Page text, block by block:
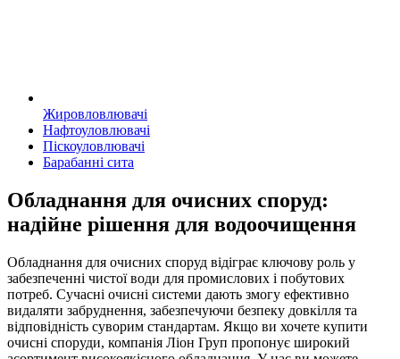
Жировловлювачі
Нафтоуловлювачі
Піскоуловлювачі
Барабанні сита
Обладнання для очисних споруд:
надійне рішення для водоочищення
Обладнання для очисних споруд відіграє ключову роль у
забезпеченні чистої води для промислових і побутових
потреб. Сучасні очисні системи дають змогу ефективно
видаляти забруднення, забезпечуючи безпеку довкілля та
відповідність суворим стандартам. Якщо ви хочете купити
очисні споруди, компанія Ліон Груп пропонує широкий